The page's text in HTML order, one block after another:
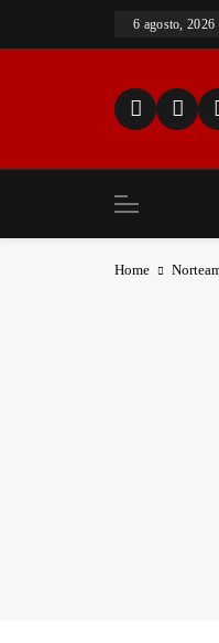
6 agosto, 2026
Home